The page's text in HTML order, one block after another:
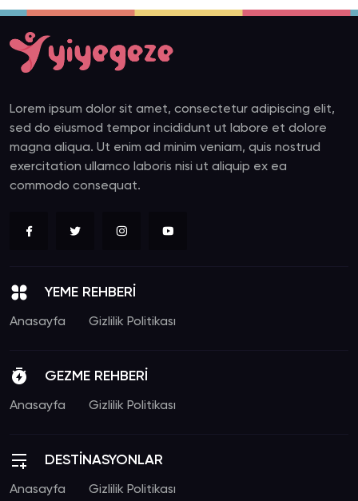
Lorem ipsum dolor sit amet, consectetur adipiscing elit,
sed do eiusmod tempor incididunt ut labore et dolore
magna aliqua. Ut enim ad minim veniam, quis nostrud
exercitation ullamco laboris nisi ut aliquip ex ea
commodo consequat.
YEME REHBERİ
Anasayfa Gizlilik Politikası
GEZME REHBERİ
Anasayfa Gizlilik Politikası
DESTİNASYONLAR
Anasayfa Gizlilik Politikası